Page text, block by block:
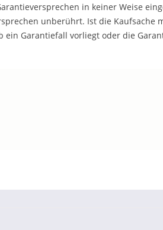
in keiner Weise
unberührt. Ist die Kaufsache
Garantiefall vorliegt oder die